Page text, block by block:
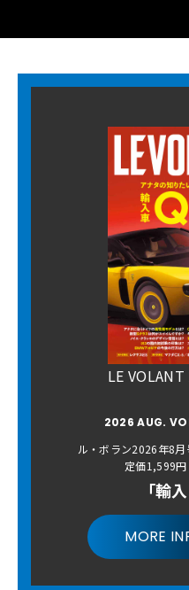
LE
2026 AUG.
ル・ボラン2026年8
定価1,599円
「輸
MORE